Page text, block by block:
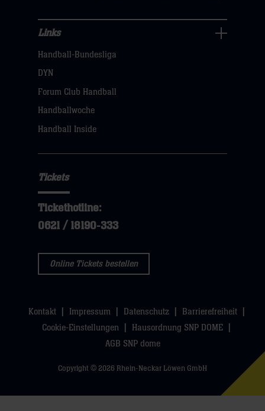
Navigation
öffnen,
dann
klicken
Links
Handball-Bundesliga
DYN
Forum Club Handball
Handballwoche
Handball Inside
Tickets
Tickethotline:
0621 / 18190-333
Online Tickets bestellen
Kontakt Impressum Datenschutz
Barrierefreiheit
Cookie-Einstellungen
Hausordnung SNP DOME
AGB SNP dome
Copyright © 2026 Rhein-Neckar Löwen GmbH